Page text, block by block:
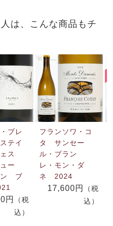
は、こんな商品もチ
ブレ
テイ
ス
ー
ン ブ
円
（税
込）
フランソワ・コ
タ サンセー
ル・ブラン
レ・モン・ダ
ネ 2024
17,600円
（税
込）